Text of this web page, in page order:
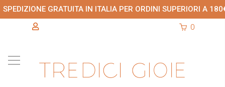
SPEDIZIONE GRATUITA IN ITALIA PER ORDINI SUPERIORI A
0